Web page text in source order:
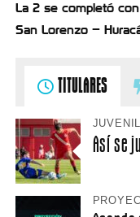
La 2 se completó
San Lorenzo –
TITULARES
Así se